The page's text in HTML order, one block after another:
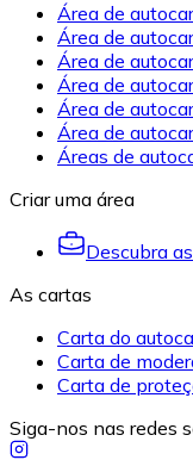
Área de
Área de
Área de
Área de
Área de
Área de
Áreas de
Criar uma área
Descubra
As cartas
Carta do
Carta de
Carta de
Siga-nos nas redes